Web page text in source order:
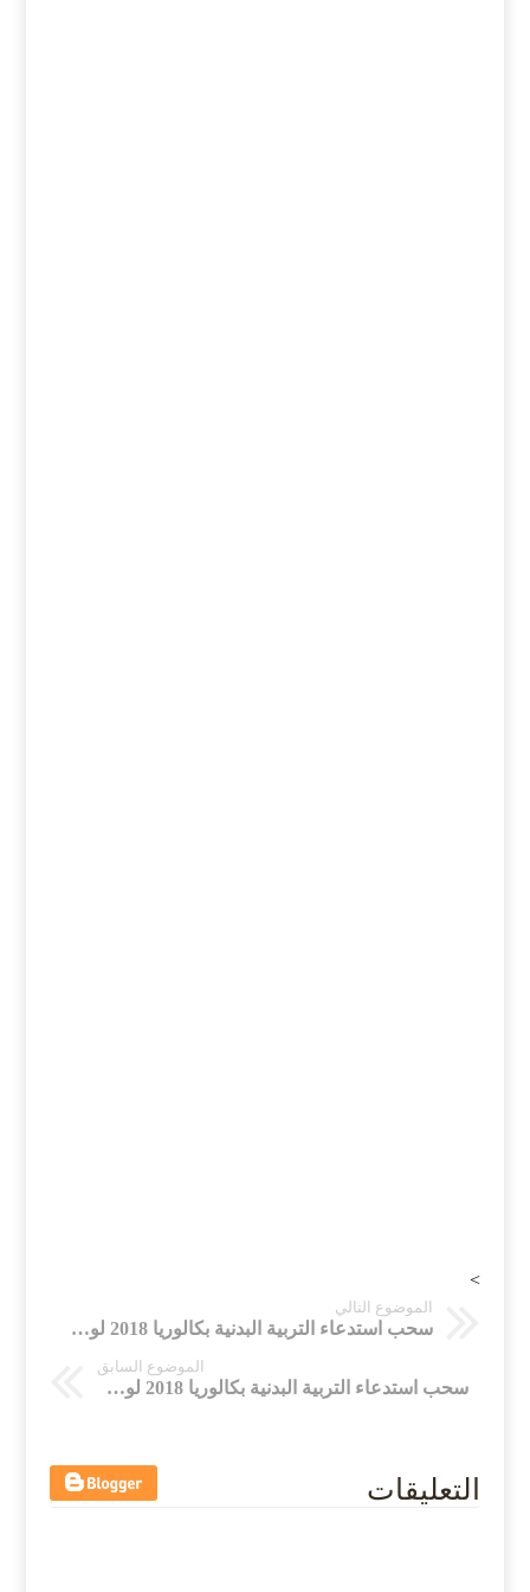
>
الموضوع التالي
سحب استدعاء التربية البدنية بكالوريا 2018 لولاية ام سوق اهراس
الموضوع السابق
سحب استدعاء التربية البدنية بكالوريا 2018 لولاية قالمة
التعليقات